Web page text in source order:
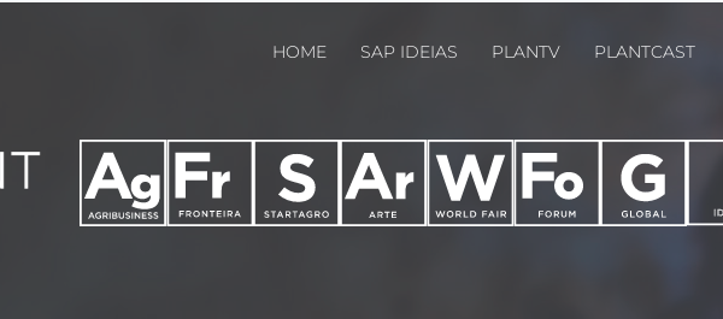
HOME SAP IDEIAS PLANTV PLANTCAST